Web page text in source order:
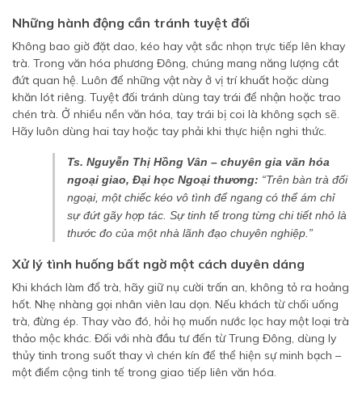
Những hành động cần tránh tuyệt đối
Không bao giờ đặt dao, kéo hay vật sắc nhọn trực tiếp lên khay
trà. Trong văn hóa phương Đông, chúng mang năng lượng cắt
đứt quan hệ. Luôn để những vật này ở vị trí khuất hoặc dùng
khăn lót riêng. Tuyệt đối tránh dùng tay trái để nhận hoặc trao
chén trà. Ở nhiều nền văn hóa, tay trái bị coi là không sạch sẽ.
Hãy luôn dùng hai tay hoặc tay phải khi thực hiện nghi thức.
Ts. Nguyễn Thị Hồng Vân – chuyên gia văn hóa
ngoại giao, Đại học Ngoại thương: “Trên bàn trà đối
ngoại, một chiếc kéo vô tình để ngang có thể ám chỉ
sự đứt gãy hợp tác. Sự tinh tế trong từng chi tiết nhỏ là
thước đo của một nhà lãnh đạo chuyên nghiệp.”
Xử lý tình huống bất ngờ một cách duyên dáng
Khi khách làm đổ trà, hãy giữ nụ cười trấn an, không tỏ ra hoảng
hốt. Nhẹ nhàng gọi nhân viên lau dọn. Nếu khách từ chối uống
trà, đừng ép. Thay vào đó, hỏi họ muốn nước lọc hay một loại trà
thảo mộc khác. Đối với nhà đầu tư đến từ Trung Đông, dùng ly
thủy tinh trong suốt thay vì chén kín để thể hiện sự minh bạch –
một điểm cộng tinh tế trong giao tiếp liên văn hóa.